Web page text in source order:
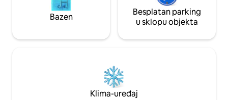
Bazen
Besplatan parking
u sklopu objekta
Klima-uređaj